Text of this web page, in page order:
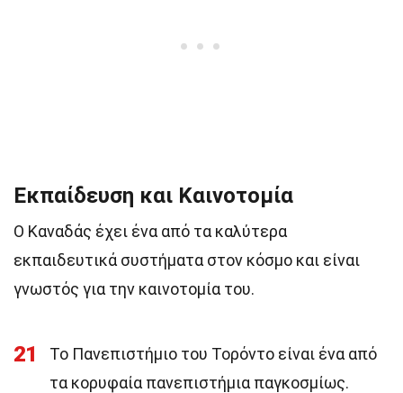
Εκπαίδευση και Καινοτομία
Ο Καναδάς έχει ένα από τα καλύτερα
εκπαιδευτικά συστήματα στον κόσμο και είναι
γνωστός για την καινοτομία του.
21
Το Πανεπιστήμιο του Τορόντο είναι ένα από
τα κορυφαία πανεπιστήμια παγκοσμίως.